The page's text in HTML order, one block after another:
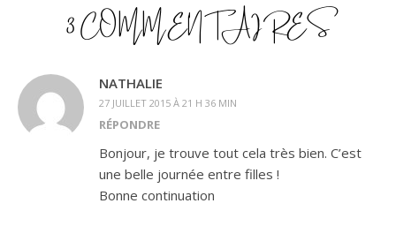
3 COMMENTAIRES
NATHALIE
27 JUILLET 2015 À 21 H 36 MIN
RÉPONDRE
Bonjour, je trouve tout cela très bien. C’est
une belle journée entre filles !
Bonne continuation